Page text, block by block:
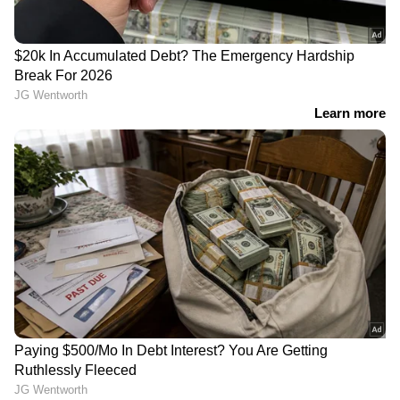
വിജയ് തീരുമാനിച്ചത്. 73 വയസ്സുകാരനായ
പ്രഭാകർ പാർട്ടിയിലെ ഒരു പ്രധാന മുഖമാണ്.
തുറയൂർ എം എൽ എയാണ് ഡെപ്യൂട്ടി
സ്പീക്കറായി തെരഞ്ഞെടുക്കപ്പെട്ട എം
'താൻ മോദിയുടെ വലിയ
ആരാധകൻ, ഇന്ത്യയുടെ
ഏതാവശ്യത്തിനും
അമേരിക്കയെ ആദ്യം
വിളിക്കാം'; ദില്ലിയിൽ നടന്ന
പരിപാടിക്കിടെ
അപ്രതീക്ഷിത കോളുമായി
ട്രംപ്
നീറ്റ് പരീക്ഷ: എൻടിഎക്ക്
പകരം പുതിയ സംവിധാനം
വേണം, ചോദ്യപേപ്പർ
ചോർച്ചയിൽ സുപ്രീം
കോടതിയിൽ ഹർജി;
നാളെ പരിഗണിക്കും
വിദ്യാർത്ഥികൾക്ക്
ആശ്വാസം; സിബിഎസ്ഇ
ഉത്തര പേപ്പറിന്‍റെ
വേലിയേറ്റം ചതിച്ചു, 7